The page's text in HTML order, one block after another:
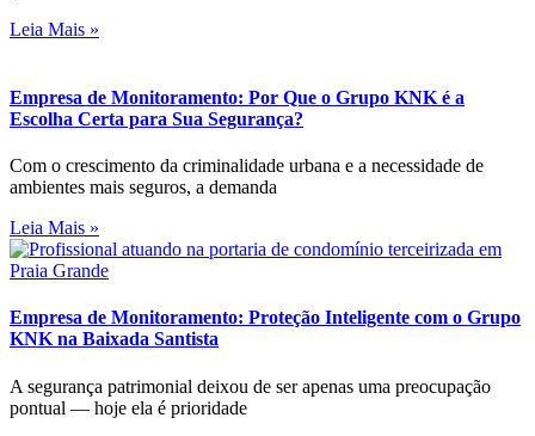
Leia Mais »
Empresa de Monitoramento: Por Que o Grupo KNK é a
Escolha Certa para Sua Segurança?
Com o crescimento da criminalidade urbana e a necessidade de
ambientes mais seguros, a demanda
Leia Mais »
Empresa de Monitoramento: Proteção Inteligente com o Grupo
KNK na Baixada Santista
A segurança patrimonial deixou de ser apenas uma preocupação
pontual — hoje ela é prioridade